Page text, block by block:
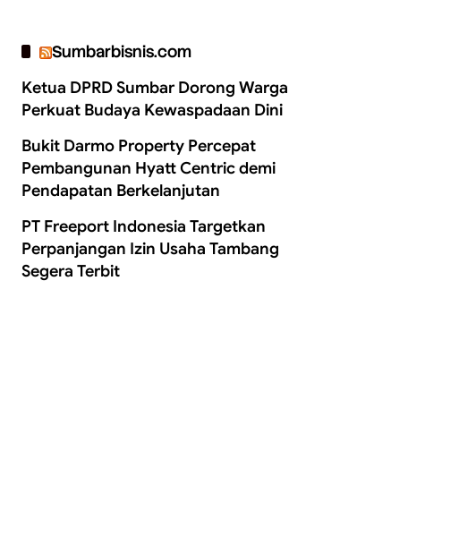
Sumbarbisnis.com
Ketua DPRD Sumbar Dorong Warga
Perkuat Budaya Kewaspadaan Dini
Bukit Darmo Property Percepat
Pembangunan Hyatt Centric demi
Pendapatan Berkelanjutan
PT Freeport Indonesia Targetkan
Perpanjangan Izin Usaha Tambang
Segera Terbit